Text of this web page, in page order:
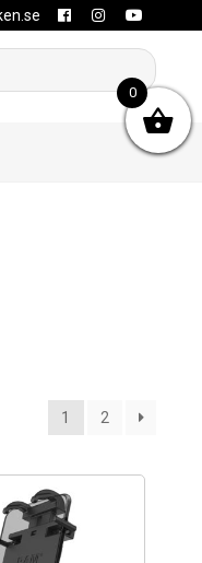
1 2
0